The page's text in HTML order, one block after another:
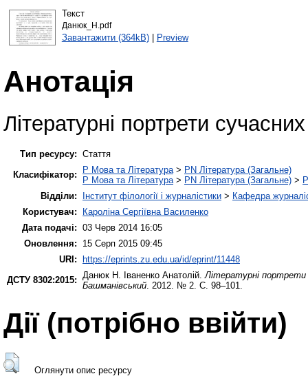
Текст
Данюк_Н.pdf
Завантажити (364kB)| Preview
Анотація
Літературні портрети
Тип ресурсу: Стаття
Класифікатор:
P Мова та Література > PN Література (Загальне)
P Мова та Література > PN Література (Загальне) >
Відділи:
Інститут філології і журналістики > Кафедра
Користувач:
Кароліна Сергіївна Василенко
Дата подачі: 03 Черв 2014 16:05
Оновлення:
15 Серп 2015 09:45
URI: https://eprints.zu.edu.ua/id/eprint/11448
ДСТУ 8302:2015:
Данюк Н. Іваненко Анатолій. Літературні портрети
Башманівський . 2012. № 2. С. 98–101.
Дії ​​(потрібно ввійти)
Оглянути опис ресурсу